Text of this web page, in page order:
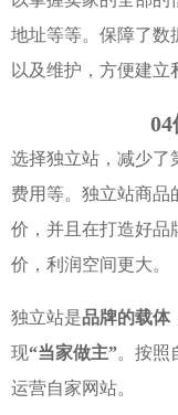
地址等等。保障了数
以及维护，方便建立
04
选择独立站，减少了
费用等。独立站商品
价，并且在打造好品
价，利润空间更大。
独立站是品牌的载体
现“当家做主”。按照
运营自家网站。